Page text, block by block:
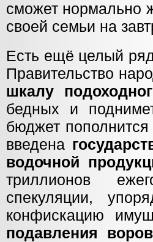
сможет нормально
своей семьи на
Есть ещё целый
Правительство
шкалу
бедных и
бюджет
введена
водочной
триллионов
спекуляции,
конфискацию
подавления